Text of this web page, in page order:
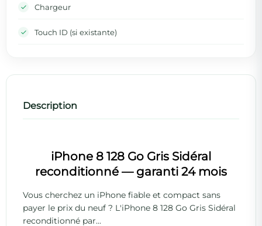
Chargeur
Touch ID (si existante)
Description
iPhone 8 128 Go Gris Sidéral
reconditionné — garanti 24 mois
Vous cherchez un iPhone fiable et compact sans
payer le prix du neuf ? L'iPhone 8 128 Go Gris Sidéral
reconditionné par...